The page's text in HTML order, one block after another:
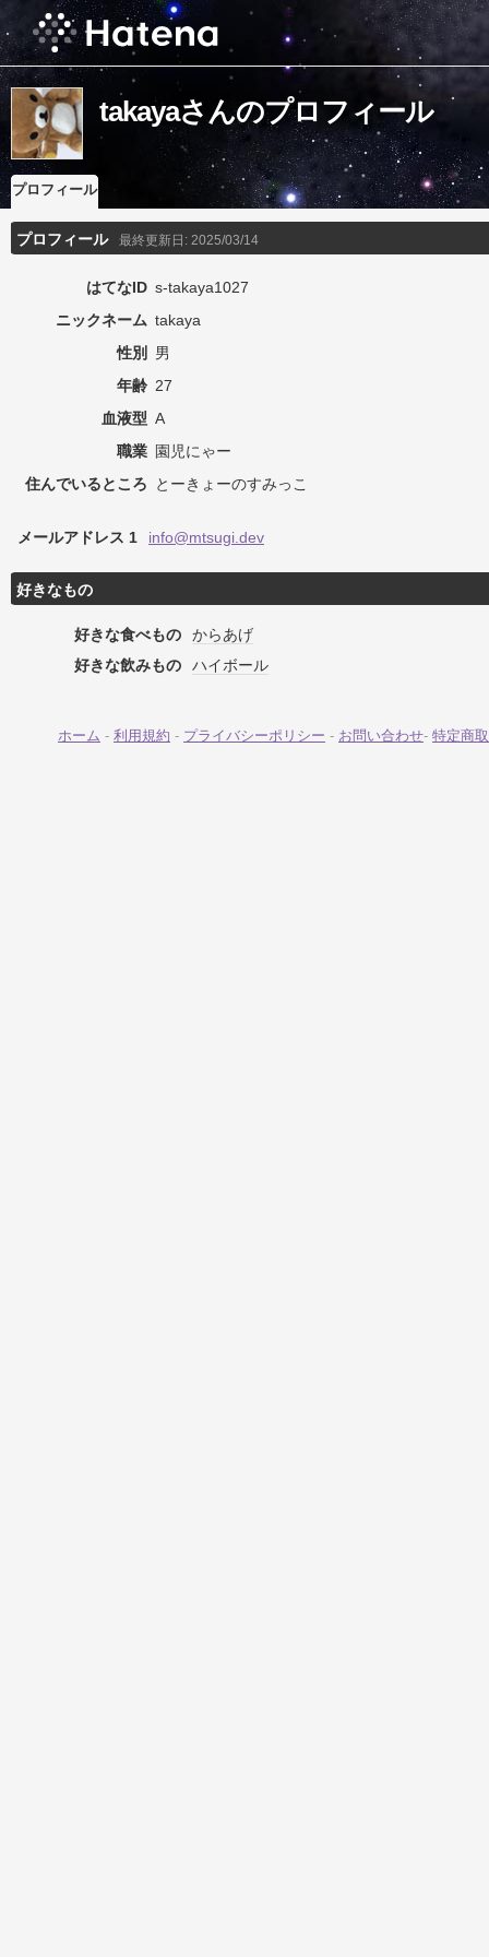
takayaさんのプロフィール
プロフィール
プロフィール 最終更新日: 2025/03/14
はてなID s-takaya1027
ニックネーム takaya
性別
男
年齢 27
血液型 A
職業 園児にゃー
住んでいるところ
とーきょーのすみっこ
メールアドレス 1 info@mtsugi.dev
好きなもの
好きな食べもの
からあげ
好きな飲みもの
ハイボール
ホーム - 利用規約 - プライバシーポリシー - お問い合わせ- 特定商